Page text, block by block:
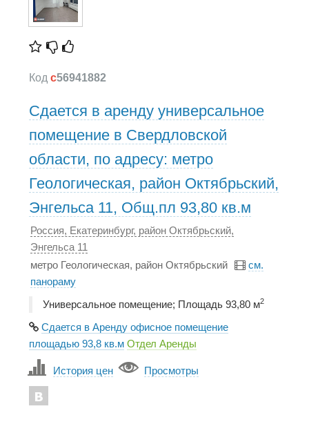
Код c56941882
Сдается в аренду универсальное
помещение в Свердловской
области, по адресу: метро
Геологическая, район Октябрьский,
Энгельса 11, Общ.пл 93,80 кв.м
Россия, Екатеринбург, район Октябрьский,
Энгельса 11
метро Геологическая, район Октябрьский
см.
панораму
Универсальное помещение; Площадь 93,80 м2
Сдается в Аренду офисное помещение
площадью 93,8 кв.м Отдел Аренды
История цен Просмотры